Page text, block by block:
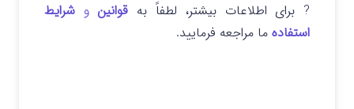
? برای اطلاعات بیشتر، لطفاً به قوانینو شرایط
استفاده ما مراجعه فرمایید.